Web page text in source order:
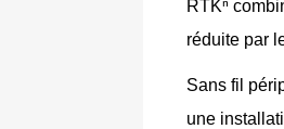
RTKⁿ
réduite par
Sans fil
une